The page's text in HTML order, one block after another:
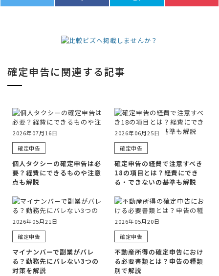
確定申告に関連する記事
2026年07月16日
確定申告
個人タクシーの確定申告は必
要？経費にできるものや注意
点も解説
2026年06月25日
確定申告
確定申告の経費で注意すべき
18の項目とは？経費にでき
る・できないの基準も解説
2026年05月21日
確定申告
マイナンバーで副業がバレ
る？勤務先にバレない3つの
対策を解説
2026年05月20日
確定申告
不動産所得の確定申告におけ
る必要書類とは？申告の種類
別で解説